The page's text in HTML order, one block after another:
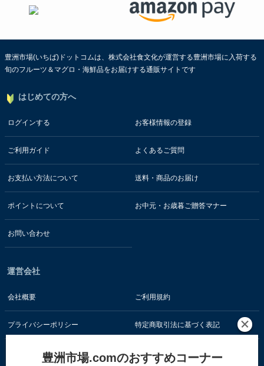
豊洲市場(いちば)ドットコムは、株式会社食文化が運営する豊洲市場に入荷する
旬のフルーツ＆マグロ・海鮮品をお届けする通販サイトです
はじめての方へ
ログインする お客様情報の登録
ご利用ガイド よくあるご質問
お支払い方法について 送料・商品のお届け
ポイントについて お中元・お歳暮ご贈答マナー
お問い合わせ
運営会社
会社概要 ご利用規約
プライバシーポリシー 特定商取引法に基づく表記
豊洲市場.comのおすすめコーナー